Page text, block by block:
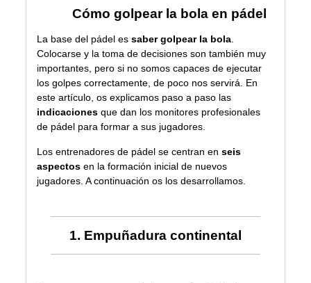
Cómo golpear la bola en pádel
La base del pádel essaber golpear la bola
Colocarse y la toma de decisiones son también muy
importantes, pero si no somos capaces de ejecutar
los golpes correctamente, de poco nos servirá. En
este artículo, os explicamos paso a paso las
indicaciones que dan los monitores profesionales
de pádel para formar a sus jugadores.
Los entrenadores de pádel se centran enseis
aspectos en la formación inicial de nuevos
jugadores. A continuación os los desarrollamos.
1. Empuñadura continental